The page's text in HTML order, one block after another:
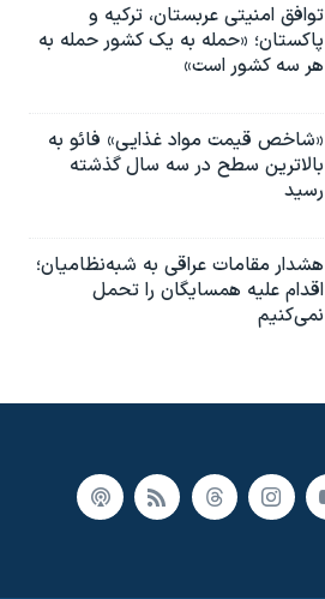
توافق امنیتی عربستان، ترکیه و
پاکستان؛ «حمله به یک کشور حمله به
هر سه کشور است»
«شاخص قیمت مواد غذایی» فائو به
بالاترین سطح در سه سال گذشته
رسید
هشدار مقامات عراقی به شبه‌نظامیان؛
اقدام علیه همسایگان را تحمل
نمی‌کنیم